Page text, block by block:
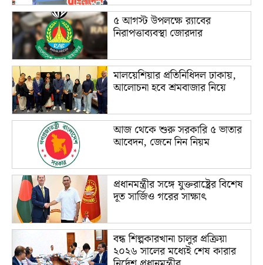
৫ আগস্ট উপলক্ষে র‌্যাবের
নিরাপত্তাব্যবস্থা জোরদার
মালয়েশিয়ার প্রতিনিধিদল ঢাকায়,
আলোচনা হবে শ্রমবাজার নিয়ে
আজ থেকে শুরু সরকারি ৫ ভাতার
আবেদন, জেনে নিন নিয়ম
প্রধানমন্ত্রীর সঙ্গে যুক্তরাষ্ট্রের বিশেষ
দূত সার্জিও গরের সাক্ষাৎ
বন্ধ শিল্পকারখানা চালুর প্রক্রিয়া
২০২৬ সালের মধ্যেই শেষ কারার